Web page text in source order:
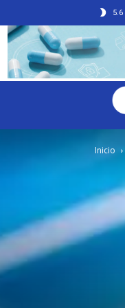
5.6
Inicio